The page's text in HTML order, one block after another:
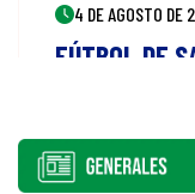
4 DE AGOSTO DE
FÚTBOL DE
En un